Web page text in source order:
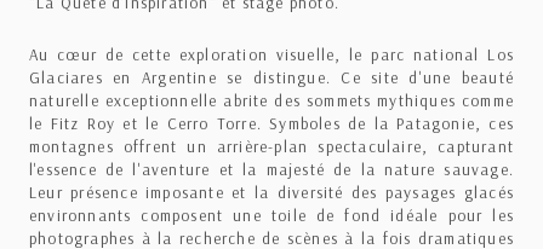
Au cœur de cette exploration visuelle, le parc national Los
Glaciares en Argentine se distingue. Ce site d'une beauté
naturelle exceptionnelle abrite des sommets mythiques comme
le Fitz Roy et le Cerro Torre. Symboles de la Patagonie, ces
montagnes offrent un arrière-plan spectaculaire, capturant
l'essence de l'aventure et la majesté de la nature sauvage.
Leur présence imposante et la diversité des paysages glacés
environnants composent une toile de fond idéale pour les
photographes à la recherche de scènes à la fois dramatiques